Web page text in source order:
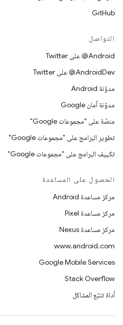
GitHub
التواصل
‎@Android على Twitter
‎@AndroidDev على Twitter
مدوّنة Android
مدوّنة أمان Google
منصّة على "مجموعات Google"
تطوير البرامج على "مجموعات Google"
تكييف البرامج على "مجموعات Google"
الحصول على المساعدة
مركز مساعدة Android
مركز مساعدة Pixel
مركز مساعدة Nexus
www.android.com
Google Mobile Services
Stack Overflow
أداة تتبّع المشاكل